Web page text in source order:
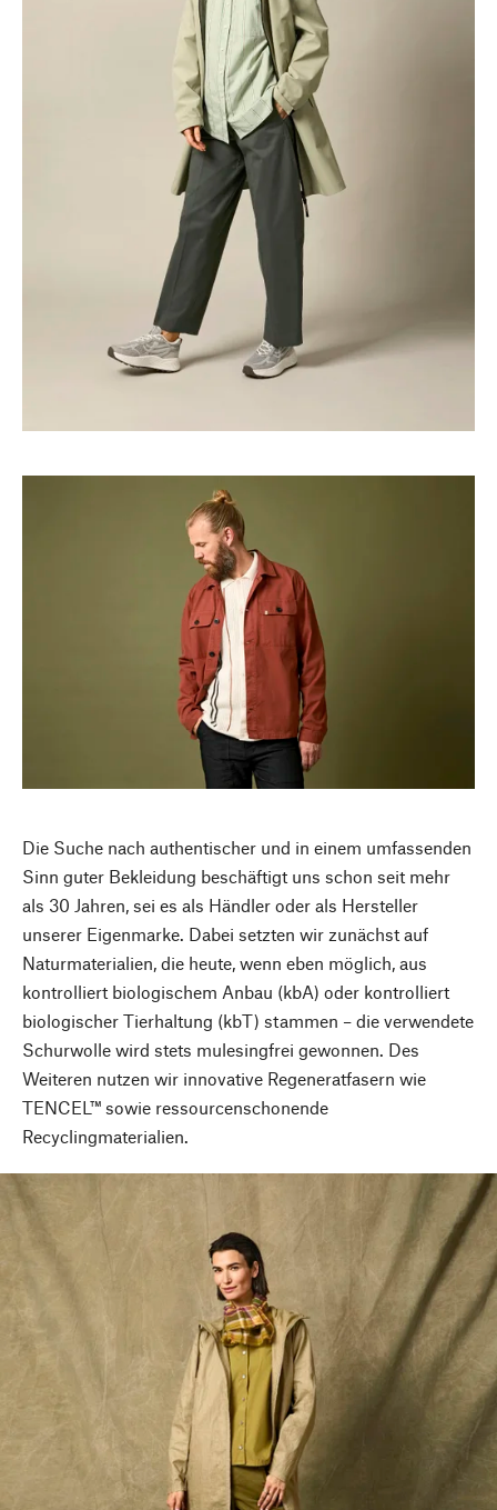
Die Suche nach authentischer und in einem umfassenden
Sinn guter Bekleidung beschäftigt uns schon seit mehr
als 30 Jahren, sei es als Händler oder als Hersteller
unserer Eigenmarke. Dabei setzten wir zunächst auf
Naturmaterialien, die heute, wenn eben möglich, aus
kontrolliert biologischem Anbau (kbA) oder kontrolliert
biologischer Tierhaltung (kbT) stammen – die verwendete
Schurwolle wird stets mulesingfrei gewonnen. Des
Weiteren nutzen wir innovative Regeneratfasern wie
TENCEL™ sowie ressourcenschonende
Recyclingmaterialien.